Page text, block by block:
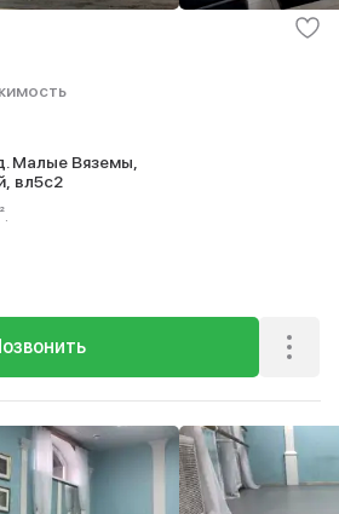
Малые Вяземы,
вл5с2